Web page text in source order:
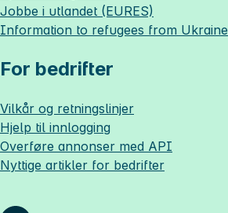
Jobbe i utlandet (EURES)
Information to refugees from Ukraine
For bedrifter
Vilkår og retningslinjer
Hjelp til innlogging
Overføre annonser med API
Nyttige artikler for bedrifter